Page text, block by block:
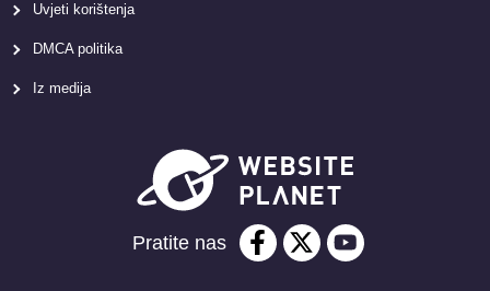
Uvjeti korištenja
DMCA politika
Iz medija
Pratite nas